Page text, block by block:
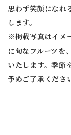
思わず笑顔になれ
します。
※掲載写真はイメ
に旬なフルーツを
いたします。季節
予めご了承くださ